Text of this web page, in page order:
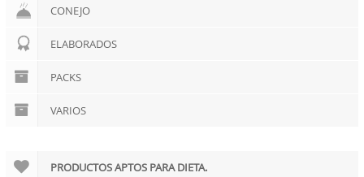
CONEJO
ELABORADOS
PACKS
VARIOS
PRODUCTOS APTOS PARA DIETA.